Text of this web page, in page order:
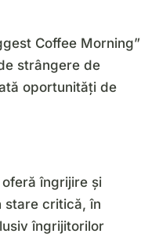
Coffee Morning”
strângere de
oportunități de
îngrijire și
stare critică, în
îngrijitorilor